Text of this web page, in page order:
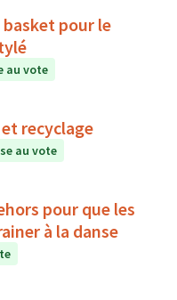
basket pour le
au vote
recyclage
au vote
pour que les
à la danse